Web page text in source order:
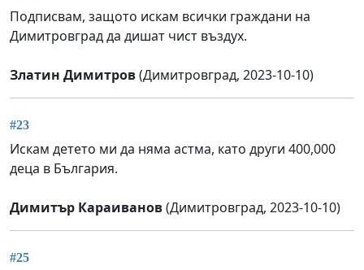
Подписвам, защото искам всички граждани на
Димитровград да дишат чист въздух.
Златин Димитров(Димитровград, 2023-10-10)
#23
Искам детето ми да няма астма, като други 400,000
деца в България.
Димитър Караиванов(Димитровград, 2023-10-10)
#25